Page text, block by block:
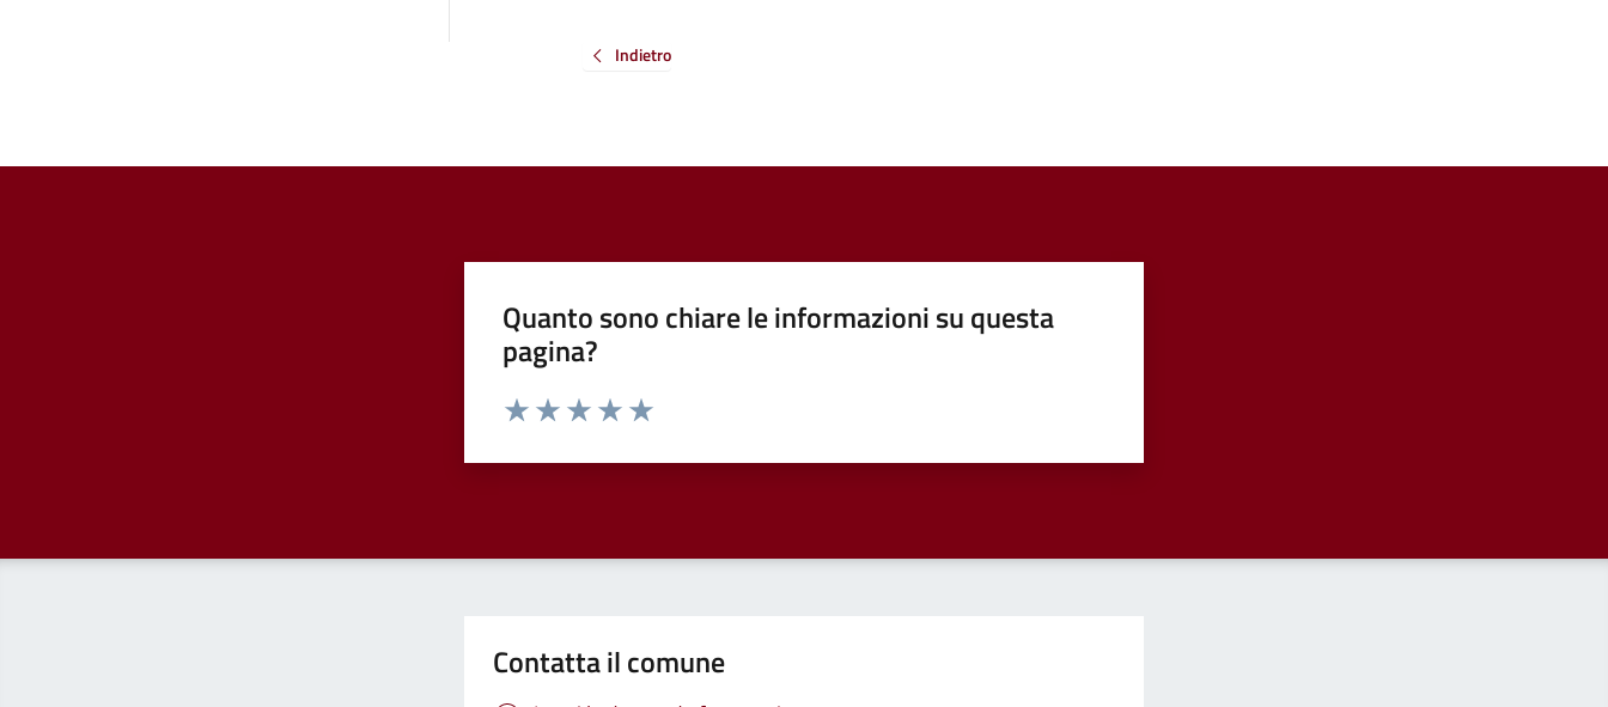
Indietro
Quanto sono chiare le informazioni su questa
pagina?
Valuta da 1 a 5 stelle la pagina
Contatta il comune